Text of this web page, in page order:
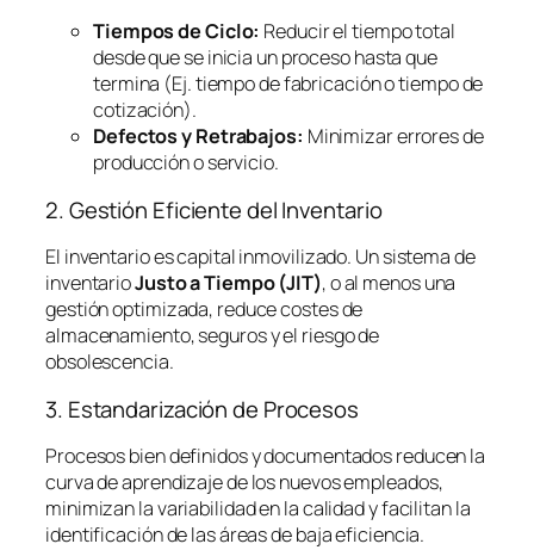
Tiempos de Ciclo: Reducir el tiempo total
desde que se inicia un proceso hasta que
termina (Ej. tiempo de fabricación o tiempo de
cotización).
Defectos y Retrabajos: Minimizar errores de
producción o servicio.
2. Gestión Eficiente del Inventario
El inventario es capital inmovilizado. Un sistema de
inventarioJusto a Tiempo (JIT), o al menos una
gestión optimizada, reduce costes de
almacenamiento, seguros y el riesgo de
obsolescencia.
3. Estandarización de Procesos
Procesos bien definidos y documentados reducen la
curva de aprendizaje de los nuevos empleados,
minimizan la variabilidad en la calidad y facilitan la
identificación de las áreas de baja eficiencia.